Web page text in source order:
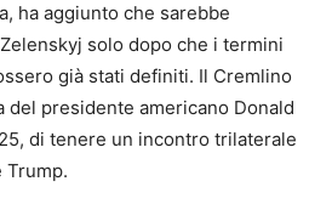
ha aggiunto che sarebbe
solo dopo che i termini
già stati definiti. Il Cremlino
del presidente americano Donald
di tenere un incontro trilaterale
Trump.